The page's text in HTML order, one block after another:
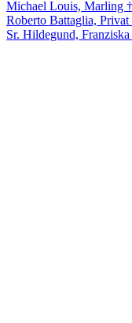
Michael Louis, Marling
Roberto Battaglia,
Sr. Hildegund,